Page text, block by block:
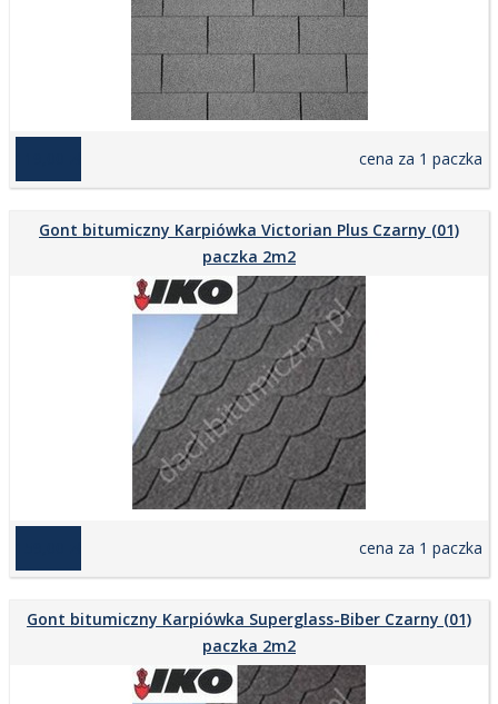
cena za 1 paczka
Gont bitumiczny Karpiówka Victorian Plus Czarny (01)
paczka 2m2
cena za 1 paczka
Gont bitumiczny Karpiówka Superglass-Biber Czarny (01)
paczka 2m2